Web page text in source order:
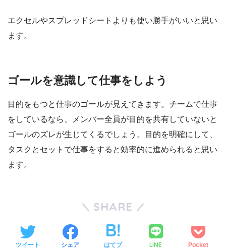
エクセルやスプレッドシートよりも使い勝手がいいと思い
ます。
ゴールを意識して仕事をしよう
目的をもつと仕事のゴールが見えてきます。チームで仕事
をしているなら、メンバー全員が目的を共有していないと
ゴールのズレが生じてくるでしょう。目的を明確にして、
タスクとセットで仕事をすると効率的に進められると思い
ます。
SHARE
ツイート シェア はてブ LINE Pocket